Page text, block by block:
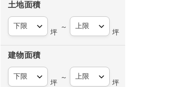
土地面積
坪
～
坪
建物面積
坪
～
坪